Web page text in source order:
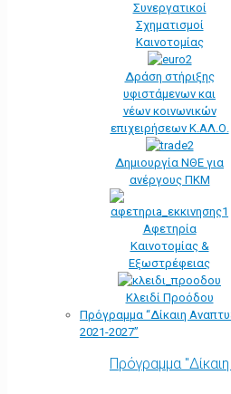
Συνεργατικοί
Σχηματισμοί
Καινοτομίας
Δράση στήριξης
υφιστάμενων και
νέων κοινωνικών
επιχειρήσεων Κ.ΑΛ.Ο.
Δημιουργία ΝΘΕ για
ανέργους ΠΚΜ
Αφετηρία
Kαινοτομίας &
Εξωστρέφειας
Κλειδί Προόδου
Πρόγραμμα “Δίκαιη
2021-2027”
Πρόγραμμα